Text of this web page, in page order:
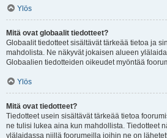
Ylös
Mitä ovat globaalit tiedotteet?
Globaalit tiedotteet sisältävät tärkeää tietoa ja
mahdolista. Ne näkyvät jokaisen alueen
Globaalien tiedotteiden oikeudet myöntää
Ylös
Mitä ovat tiedotteet?
Tiedotteet usein sisältävät tärkeää tietoa
ne tulisi lukea aina kun mahdollista. Tiedotteet
ylälaidassa niillä foorumeilla joihin ne on